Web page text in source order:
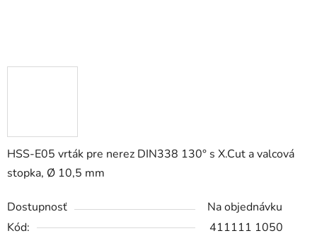
HSS-E05 vrták pre nerez DIN338 130° s X.Cut a valcová
stopka, Ø 10,5 mm
Dostupnosť
Na objednávku
Kód:
411111 1050